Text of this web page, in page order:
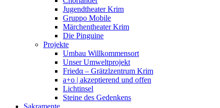
Jugendtheater Krim
Gruppo Mobile
Märchentheater Krim
Die Pinguine
Projekte
Umbau Willkommensort
Unser Umweltprojekt
Friedα – Grätzlzentrum Krim
a+o | akzeptierend und offen
Lichtinsel
Steine des Gedenkens
Sakramente …